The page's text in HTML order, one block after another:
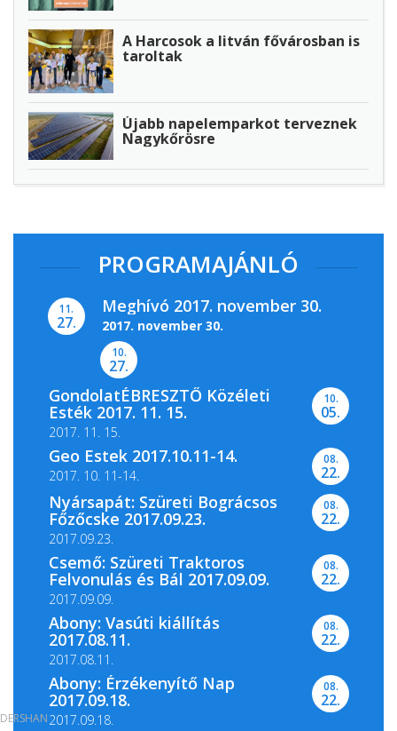
A Harcosok a litván fővárosban is
taroltak
Újabb napelemparkot terveznek
Nagykőrösre
PROGRAMAJÁNLÓ
11.
27.
Meghívó 2017. november 30.
2017. november 30.
A Magyar Nemzeti Levéltár Pest Megyei
Levéltára, valamint a...
10.
27.
GondolatÉBRESZTŐ Közéleti
Esték 2017. 11. 15.
2017. 11. 15.
10.
05.
Geo Estek 2017.10.11-14.
2017. 10. 11-14.
08.
22.
Nyársapát: Szüreti Bográcsos
Főzőcske 2017.09.23.
2017.09.23.
08.
22.
Csemő: Szüreti Traktoros
Felvonulás és Bál 2017.09.09.
2017.09.09.
08.
22.
Abony: Vasúti kiállítás
2017.08.11.
2017.08.11.
08.
22.
Abony: Érzékenyítő Nap
2017.09.18.
2017.09.18.
08.
22.
DERSHAN